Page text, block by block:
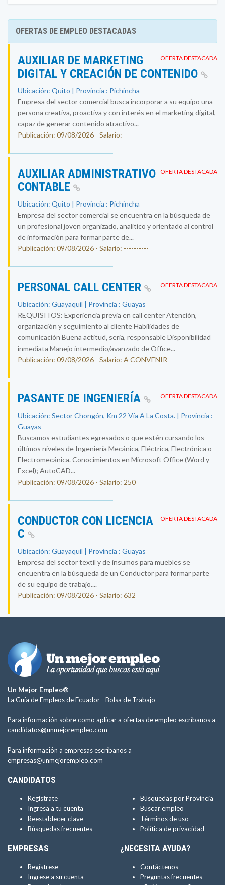
OFERTAS DE EMPLEO DESTACADAS
OFERTA DESTACADA
AUXILIAR DE MARKETING
DIGITAL Y CREACIÓN DE CONTENIDO
Ubicación: Quito | Provincia : Pichincha
Empresa del sector comercial busca incorporar a su equipo una
persona creativa, proactiva y con interés en el marketing digital,
capaz de generar contenido atractivo...
Publicación: 09/08/2026 - Salario: ----------
OFERTA DESTACADA
AUXILIAR ADMINISTRATIVO
CONTABLE
Ubicación: Quito | Provincia : Pichincha
Empresa del sector comercial se encuentra en la búsqueda de
un profesional joven organizado, analítico y orientado al control
de información para formar parte de...
Publicación: 09/08/2026 - Salario: ----------
OFERTA DESTACADA
PERSONAL CALL CENTER
Ubicación: Guayaquil | Provincia : Guayas
REQUISITOS: Experiencia previa en call center Atención,
organización y seguimiento al cliente Habilidades de
comunicación Buena actitud, seria, responsable Disponibilidad
inmediata Manejo intermedio/avanzado de Office...
Publicación: 09/08/2026 - Salario: A CONVENIR
OFERTA DESTACADA
PASANTE DE INGENIERÍA
Ubicación: Sector Chongón, Km 22 Vía A La Costa. | Provincia :
Guayas
Buscamos estudiantes egresados o que estén cursando los
últimos niveles de Ingeniería Mecánica, Eléctrica, Electrónica o
Electromecánica. Conocimientos en Microsoft Office (Word y
Excel); AutoCAD...
Publicación: 09/08/2026 - Salario: 250
OFERTA DESTACADA
CONDUCTOR CON LICENCIA
C
Ubicación: Guayaquil | Provincia : Guayas
Empresa del sector textil y de insumos para muebles se
encuentra en la búsqueda de un Conductor para formar parte
de su equipo de trabajo....
Publicación: 09/08/2026 - Salario: 632
Un Mejor Empleo®
La Guía de Empleos de Ecuador - Bolsa de Trabajo
Para información sobre como aplicar a ofertas de empleo escríbanos a
candidatos@unmejorempleo.com
Para información a empresas escríbanos a
empresas@unmejorempleo.com
CANDIDATOS
Regístrate
Ingresa a tu cuenta
Reestablecer clave
Búsquedas frecuentes
Búsquedas por Provincia
Buscar empleo
Términos de uso
Política de privacidad
EMPRESAS
Regístrese
Ingrese a su cuenta
¿NECESITA AYUDA?
Contáctenos
Preguntas frecuentes